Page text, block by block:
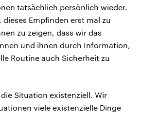
tatsächlich persönlich wieder.
dieses Empfinden erst mal zu
zu zeigen, dass wir das
und ihnen durch Information,
Routine auch Sicherheit zu
Situation existenziell. Wir
viele existenzielle Dinge